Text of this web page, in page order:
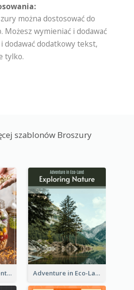
można dostosować do
Możesz wymieniać i dodawać
dodawać dodatkowy tekst,
tylko.
szablonów Broszury
Empowering Patients through Health Literacy Adventure in Eco-Land